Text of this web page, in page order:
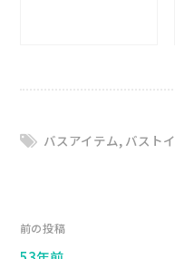
バスアイテム, バストイ
前の投稿